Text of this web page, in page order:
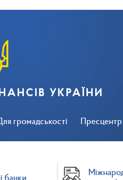
громадськості Пресцентр
УКРАЇНИ
банки